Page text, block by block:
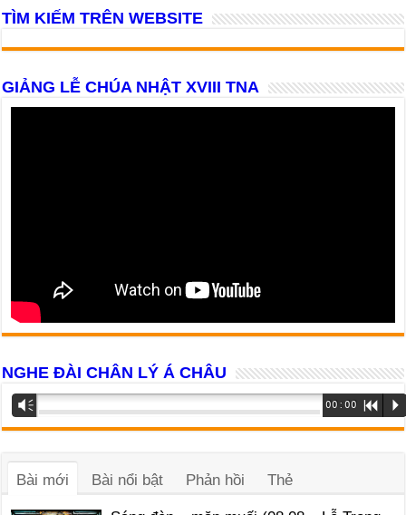
TÌM KIẾM TRÊN WEBSITE
GIẢNG LỄ CHÚA NHẬT XVIII TNA
NGHE ĐÀI CHÂN LÝ Á CHÂU
Trình
phát
âm
Vm 00:00 R P
Bài mới Bài nổi bật Phản hồi Thẻ